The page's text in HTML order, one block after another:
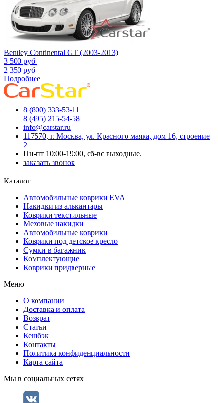
Bentley Continental GT (2003-2013)
3 500 руб.
2 350 руб.
Подробнее
8 (800) 333-53-11
8 (495) 215-54-58
info@carstar.ru
117570, г. Москва, ул. Красного маяка, дом 16, строение
2
Пн-пт 10:00-19:00, сб-вс выходные.
заказать звонок
Каталог
Автомобильные коврики EVA
Накидки из алькантары
Коврики текстильные
Меховые накидки
Автомобильные коврики
Коврики под детское кресло
Сумки в багажник
Комплектующие
Коврики придверные
Меню
О компании
Доставка и оплата
Возврат
Статьи
Кешбэк
Контакты
Политика конфиденциальности
Карта сайта
Мы в социальных сетях